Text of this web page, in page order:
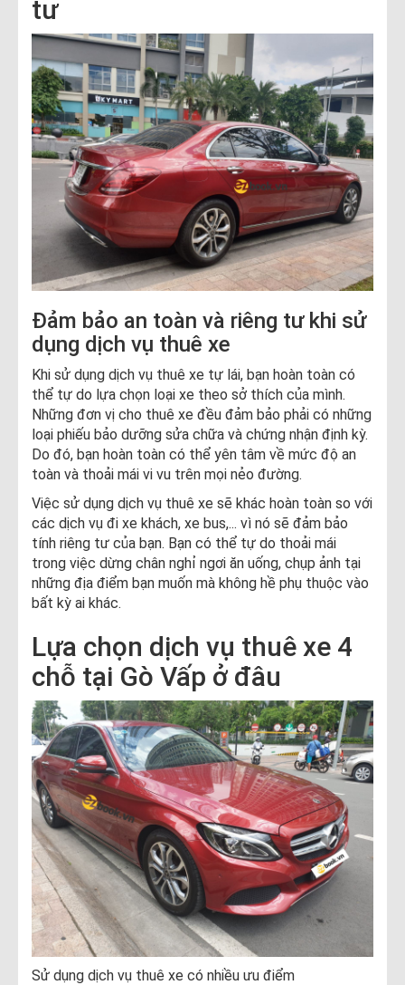
tư
Đảm bảo an toàn và riêng tư khi sử
dụng dịch vụ thuê xe
Khi sử dụng dịch vụ thuê xe tự lái, bạn hoàn toàn có
thể tự do lựa chọn loại xe theo sở thích của mình.
Những đơn vị cho thuê xe đều đảm bảo phải có những
loại phiếu bảo dưỡng sửa chữa và chứng nhận định kỳ.
Do đó, bạn hoàn toàn có thể yên tâm về mức độ an
toàn và thoải mái vi vu trên mọi nẻo đường.
Việc sử dụng dịch vụ thuê xe sẽ khác hoàn toàn so với
các dịch vụ đi xe khách, xe bus,... vì nó sẽ đảm bảo
tính riêng tư của bạn. Bạn có thể tự do thoải mái
trong việc dừng chân nghỉ ngơi ăn uống, chụp ảnh tại
những địa điểm bạn muốn mà không hề phụ thuộc vào
bất kỳ ai khác.
Lựa chọn dịch vụ thuê xe 4
chỗ tại Gò Vấp ở đâu
Sử dụng dịch vụ thuê xe có nhiều ưu điểm